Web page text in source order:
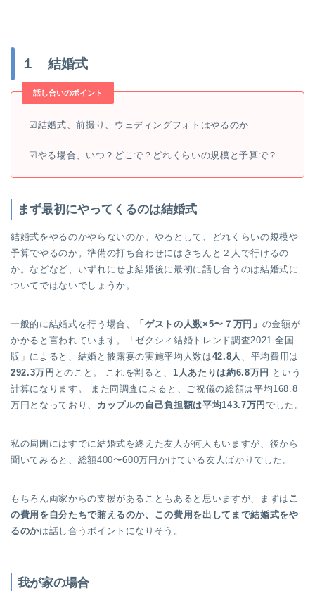
１ 結婚式
話し合いのポイント
☑︎結婚式、前撮り、ウェディングフォトはやるのか
☑︎やる場合、いつ？どこで？どれくらいの規模と予算で？
まず最初にやってくるのは結婚式
結婚式をやるのかやらないのか。やるとして、どれくらいの規模や
予算でやるのか。準備の打ち合わせにはきちんと２人で行けるの
か。などなど、いずれにせよ結婚後に最初に話し合うのは結婚式に
ついてではないでしょうか。
一般的に結婚式を行う場合、 「ゲストの人数×5〜７万円」 の金額が
かかると言われています。「ゼクシィ結婚トレンド調査2021 全国
版」によると、結婚と披露宴の実施平均人数は42.8人 、平均費用は
292.3万円 とのこと。 これを割ると、1人あたりは約6.8万円 という
計算になります。 また同調査によると、ご祝儀の総額は平均168.8
万円となっており、 カップルの自己負担額は平均143.7万円 でした。
私の周囲にはすでに結婚式を終えた友人が何人もいますが、後から
聞いてみると、総額400〜600万円かけている友人ばかりでした。
もちろん両家からの支援があることもあると思いますが、まずは こ
の費用を自分たちで賄えるのか、この費用を出してまで結婚式をや
るのかは話し合うポイントになりそう。
我が家の場合